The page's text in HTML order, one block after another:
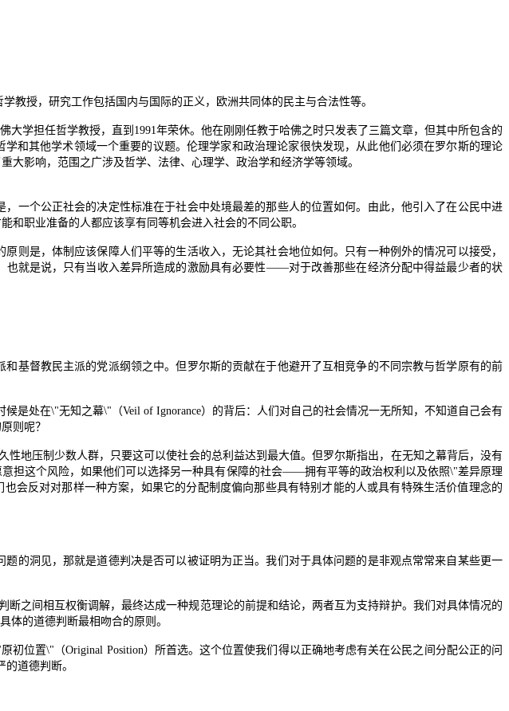
教授，研究工作包括国内与国际的正义，欧洲共同体的民主与合法性等。
大学担任哲学教授，直到 1991年荣休。他在刚刚任教于哈佛之时只发表了三篇文章，但其中所包含的
和其他学术领域一个重要的议题。伦理学家和政治理论家很快发现，从此他们必须在罗尔斯的理论
影响，范围之广涉及哲学、法律、心理学、政治学和经济学等领域。
个公正社会的决定性标准在于社会中处境最差的那些人的位置如何。由此，他引入了在公民中进
职业准备的人都应该享有同等机会进入社会的不同公职。
是，体制应该保障人们平等的生活收入，无论其社会地位如何。只有一种例外的情况可以接受，
就是说，只有当收入差异所造成的激励具有必要性――对于改善那些在经济分配中得益最少者的状
督教民主派的党派纲领之中。但罗尔斯的贡献在于他避开了互相竞争的不同宗教与哲学原有的前
候是处在\"无知之幕\" （Veil of Ignorance）的背后：人们对自己的社会情况一无所知，不知道自己会有
则呢？
性地压制少数人群，只要这可以使社会的总利益达到最大值。但罗尔斯指出，在无知之幕背后，没有
担这个风险，如果他们可以选择另一种具有保障的社会――拥有平等的政治权利以及依照\"差异原理
会反对对那样一种方案，如果它的分配制度偏向那些具有特别才能的人或具有特殊生活价值理念的
洞见，那就是道德判决是否可以被证明为正当。我们对于具体问题的是非观点常常来自某些更一
断之间相互权衡调解，最终达成一种规范理论的前提和结论，两者互为支持辩护。我们对具体情况的
体的道德判断最相吻合的原则。
原初位置\" （Original Position）所首选。这个位置使我们得以正确地考虑有关在公民之间分配公正的问
道德判断。